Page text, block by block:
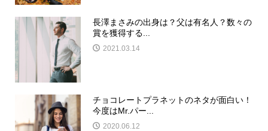
長澤まさみの出身は？父は有名人？数々の
賞を獲得する...
2021.03.14
チョコレートプラネットのネタが面白い！
今度はMr.パー...
2020.06.12